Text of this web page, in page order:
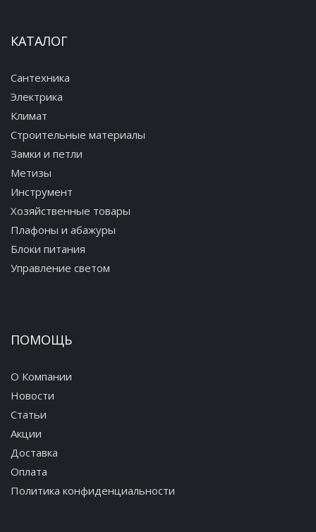
КАТАЛОГ
Сантехника
Электрика
Климат
Строительные материалы
Замки и петли
Метизы
Инструмент
Хозяйственные товары
Плафоны и абажуры
Блоки питания
Управление светом
ПОМОЩЬ
О Компании
Новости
Статьи
Акции
Доставка
Оплата
Политика конфиденциальности